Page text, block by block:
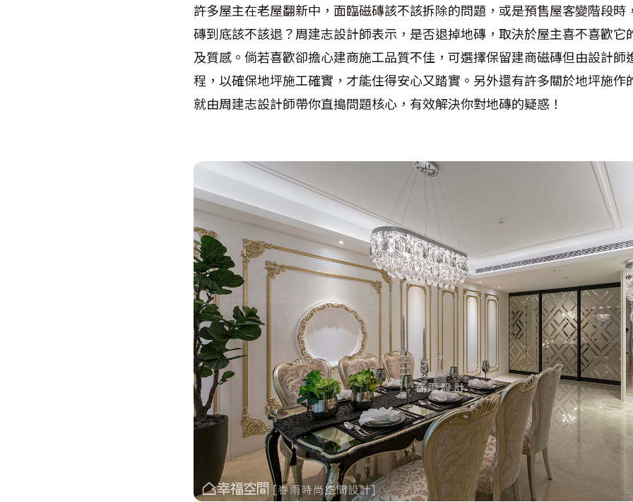
許多屋主在老屋翻新中，面臨磁磚該不該拆除的問題，或是預售屋客變階段時
磚到底該不該退？周建志設計師表示，是否退掉地磚，取決於屋主喜不喜歡它
及質感。倘若喜歡卻擔心建商施工品質不佳，可選擇保留建商磁磚但由設計師
程，以確保地坪施工確實，才能住得安心又踏實。另外還有許多關於地坪施作
就由周建志設計師帶你直搗問題核心，有效解決你對地磚的疑惑！